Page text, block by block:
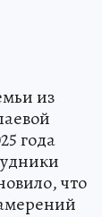
из
года
что